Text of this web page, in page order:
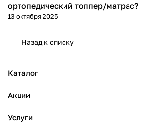
ортопедический топпер/матрас?
13 октября 2025
Назад к списку
Каталог
Акции
Услуги